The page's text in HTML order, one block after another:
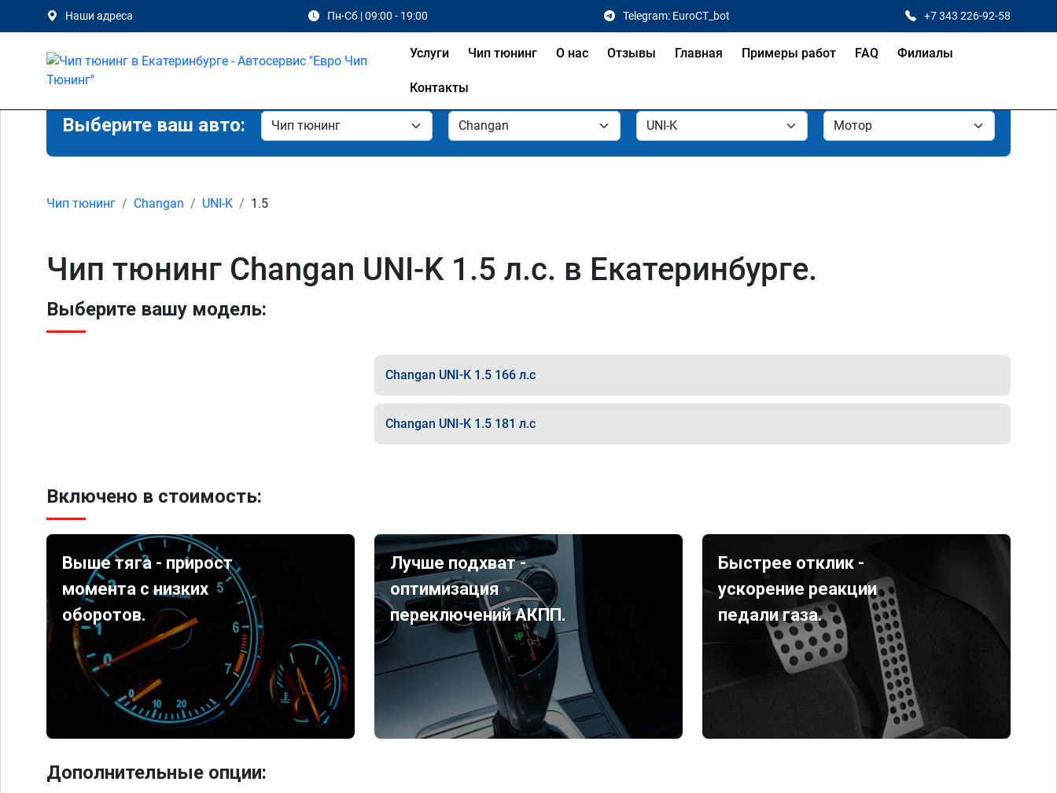
Наши адреса Пн-Сб | 09:00 - 19:00 Telegram: EuroCT_bot +7 343 226-92-58
Услуги Чип тюнинг О нас Отзывы Главная Примеры работ FAQ Филиалы
Контакты
Выберите ваш авто:
Чип тюнинг Changan UNI-K 1.5
Чип тюнинг Changan UNI-K 1.5 л.с. в Екатеринбурге.
Выберите вашу модель:
Changan UNI-K 1.5 166 л.с
Changan UNI-K 1.5 181 л.с
Включено в стоимость:
Выше тяга - прирост
момента с низких
оборотов.
Лучше подхват -
оптимизация
переключений АКПП.
Быстрее отклик -
ускорение реакции
педали газа.
Дополнительные опции: